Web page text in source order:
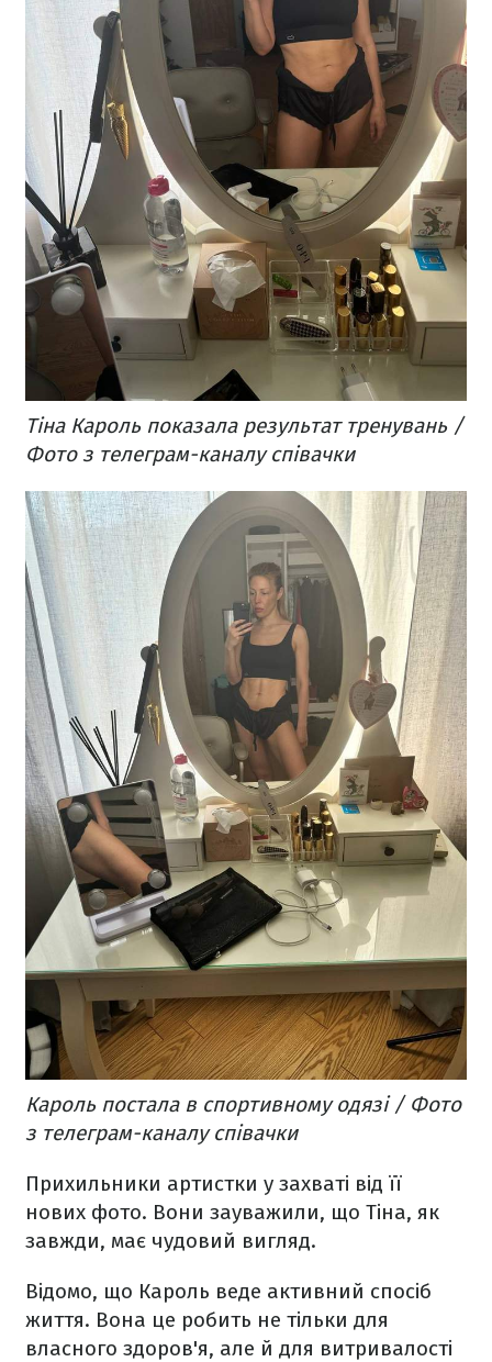
Тіна Кароль показала результат тренувань /
Фото з телеграм-каналу співачки
Кароль постала в спортивному одязі / Фото
з телеграм-каналу співачки
Прихильники артистки у захваті від її
нових фото. Вони зауважили, що Тіна, як
завжди, має чудовий вигляд.
Відомо, що Кароль веде активний спосіб
життя. Вона це робить не тільки для
власного здоров'я, але й для витривалості